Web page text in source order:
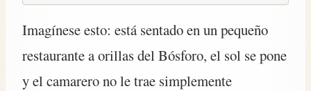
Imagínese esto: está sentado en un pequeño
restaurante a orillas del Bósforo, el sol se pone
y el camarero no le trae simplemente